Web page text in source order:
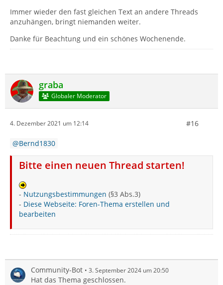
Immer wieder den fast gleichen Text an andere Threads
anzuhängen, bringt niemanden weiter.
Danke für Beachtung und ein schönes Wochenende.
graba
Globaler Moderator
4. Dezember 2021 um 12:14 #16
Bernd1830
Bitte einen neuen Thread starten!
- Nutzungsbestimmungen (§3 Abs.3)
- Diese Webseite: Foren-Thema erstellen und
bearbeiten
Community-Bot 3. September 2024 um 20:50
Hat das Thema geschlossen.